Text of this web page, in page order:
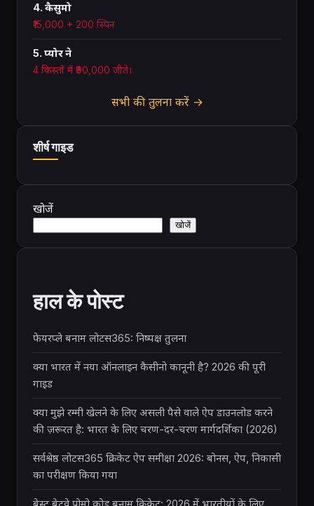
4. कैसुमो
₹15,000 + 200 स्पिन
5. प्योर ने
4 किस्तों में ₹90,000 जीते।
सभी की तुलना करें →
शीर्ष गाइड
खोजें
खोजें
हाल के पोस्ट
फेयरप्ले बनाम लोटस365: निष्पक्ष तुलना
क्या भारत में नया ऑनलाइन कैसीनो कानूनी है? 2026 की पूरी
गाइड
क्या मुझे रम्मी खेलने के लिए असली पैसे वाले ऐप डाउनलोड करने
की ज़रूरत है: भारत के लिए चरण-दर-चरण मार्गदर्शिका (2026)
सर्वश्रेष्ठ लोटस365 क्रिकेट ऐप समीक्षा 2026: बोनस, ऐप, निकासी
का परीक्षण किया गया